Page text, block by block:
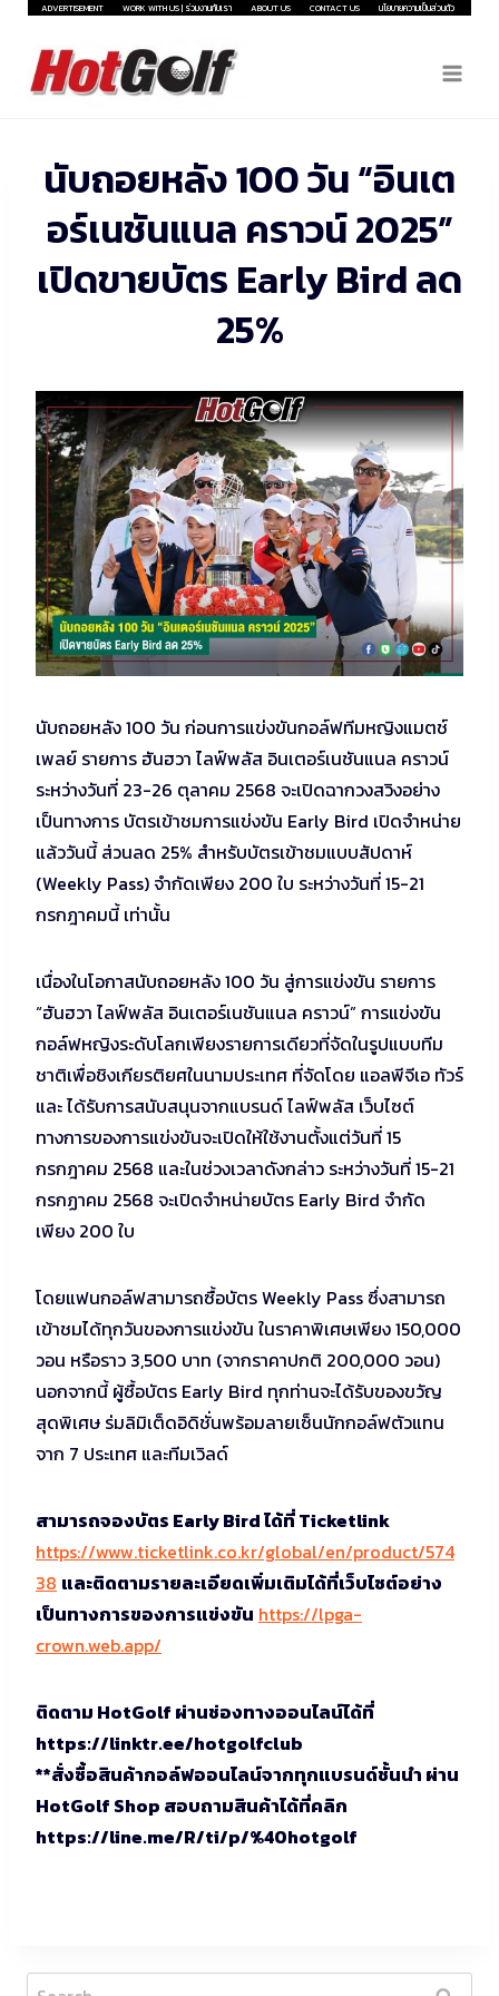
Skip
content
ADVERTISEMENT WORK WITH US | ร่วมงานกับเรา ABOUT US CONTACT US นโยบายความเป็นส่วนตัว
นับถอยหลัง 100 วัน “อินเต
อร์เนชันแนล คราวน์ 2025”
เปิดขายบัตร Early Bird ลด
25%
นับถอยหลัง 100 วัน ก่อนการแข่งขันกอล์ฟทีมหญิงแมตช์
เพลย์ รายการ ฮันฮวา ไลฟ์พลัส อินเตอร์เนชันแนล คราวน์
ระหว่างวันที่ 23-26 ตุลาคม 2568 จะเปิดฉากวงสวิงอย่าง
เป็นทางการ บัตรเข้าชมการแข่งขัน Early Bird เปิดจำหน่าย
แล้ววันนี้ ส่วนลด 25% สำหรับบัตรเข้าชมแบบสัปดาห์
(Weekly Pass) จำกัดเพียง 200 ใบ ระหว่างวันที่ 15-21
กรกฎาคมนี้ เท่านั้น
เนื่องในโอกาสนับถอยหลัง 100 วัน สู่การแข่งขัน รายการ
“ฮันฮวา ไลฟ์พลัส อินเตอร์เนชันแนล คราวน์” การแข่งขัน
กอล์ฟหญิงระดับโลกเพียงรายการเดียวที่จัดในรูปแบบทีม
ชาติเพื่อชิงเกียรติยศในนามประเทศ ที่จัดโดย แอลพีจีเอ ทัวร์
และ ได้รับการสนับสนุนจากแบรนด์ ไลฟ์พลัส เว็บไซต์
ทางการของการแข่งขันจะเปิดให้ใช้งานตั้งแต่วันที่ 15
กรกฎาคม 2568 และในช่วงเวลาดังกล่าว ระหว่างวันที่ 15-21
กรกฏาคม 2568 จะเปิดจำหน่ายบัตร Early Bird จำกัด
เพียง 200 ใบ
โดยแฟนกอล์ฟสามารถซื้อบัตร Weekly Pass ซึ่งสามารถ
เข้าชมได้ทุกวันของการแข่งขัน ในราคาพิเศษเพียง 150,000
วอน หรือราว 3,500 บาท (จากราคาปกติ 200,000 วอน)
นอกจากนี้ ผู้ซื้อบัตร Early Bird ทุกท่านจะได้รับของขวัญ
สุดพิเศษ ร่มลิมิเต็ดอิดิชั่นพร้อมลายเซ็นนักกอล์ฟตัวแทน
จาก 7 ประเทศ และทีมเวิลด์
สามารถจองบัตร Early Bird ได้ที่ Ticketlink
https://www.ticketlink.co.kr/global/en/product/574
38 และติดตามรายละเอียดเพิ่มเติมได้ที่เว็บไซต์อย่าง
เป็นทางการของการแข่งขัน https://lpga-
crown.web.app/
ติดตาม HotGolf ผ่านช่องทางออนไลน์ได้ที่
https://linktr.ee/hotgolfclub
**สั่งซื้อสินค้ากอล์ฟออนไลน์จากทุกแบรนด์ชั้นนำ ผ่าน
HotGolf Shop สอบถามสินค้าได้ที่คลิก
https://line.me/R/ti/p/%40hotgolf
Search